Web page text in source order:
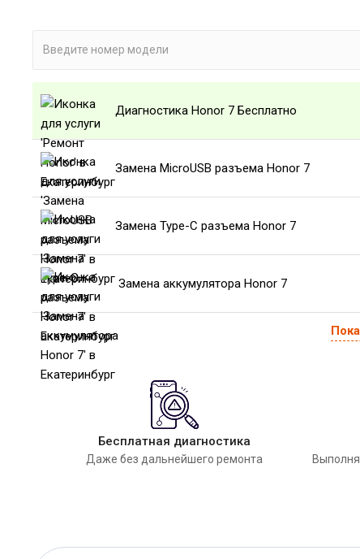
Диагностика Honor 7 Бесплатно
Замена MicroUSB разъема Honor 7
Замена Type-C разъема Honor 7
Замена аккумулятора Honor 7
Бесплатная диагностика
Даже без дальнейшего ремонта